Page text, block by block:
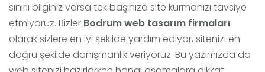
sınırlı bilginiz varsa tek başınıza site kurmanızı tavsiye
etmiyoruz. Bizler Bodrum web tasarım firmaları
olarak sizlere en iyi şekilde yardım ediyor, sitenizi en
doğru şekilde danışmanlık veriyoruz. Bu yazımızda da